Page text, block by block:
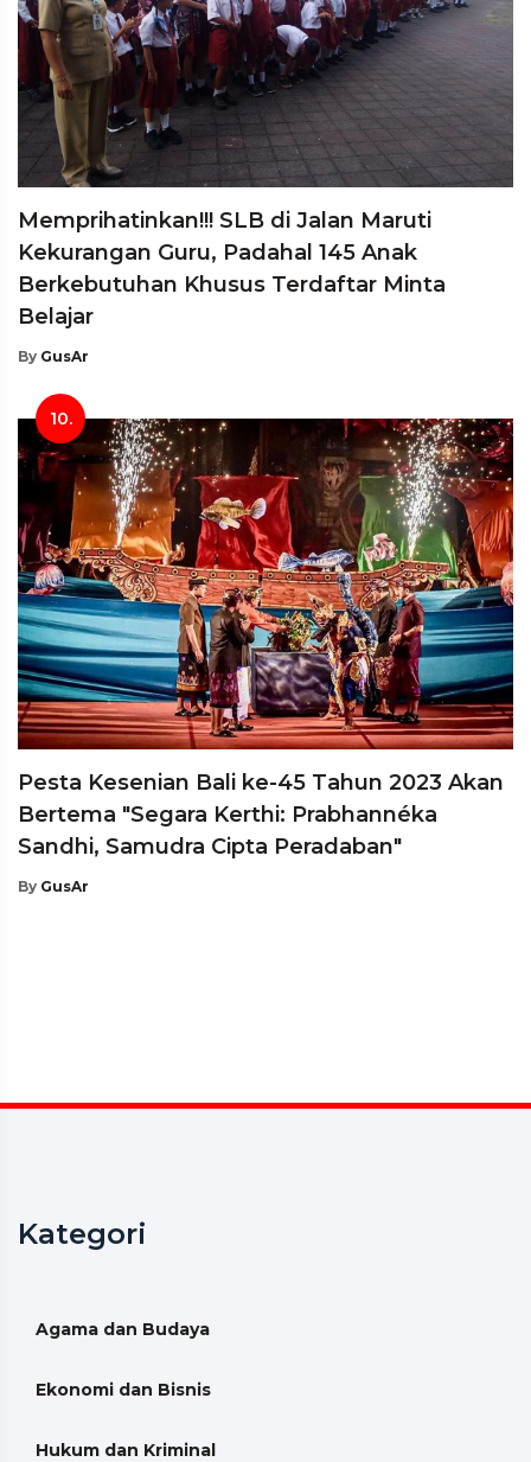
Memprihatinkan!!! SLB di Jalan Maruti
Kekurangan Guru, Padahal 145 Anak
Berkebutuhan Khusus Terdaftar Minta
Belajar
By GusAr
10.
Pesta Kesenian Bali ke-45 Tahun 2023 Akan
Bertema "Segara Kerthi: Prabhannéka
Sandhi, Samudra Cipta Peradaban"
By GusAr
Kategori
Agama dan Budaya
Ekonomi dan Bisnis
Hukum dan Kriminal